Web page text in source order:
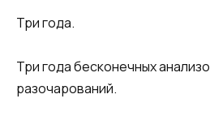
Три года.
Три года бесконечных
разочарований.